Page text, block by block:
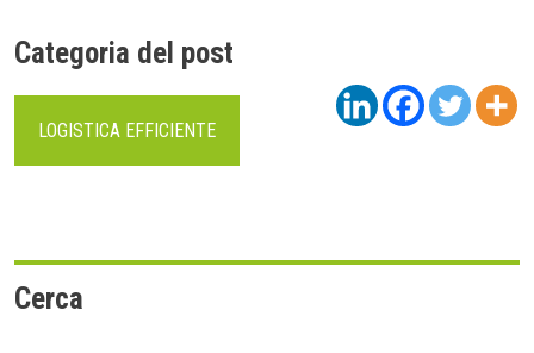
Categoria del post
LOGISTICA EFFICIENTE
Cerca